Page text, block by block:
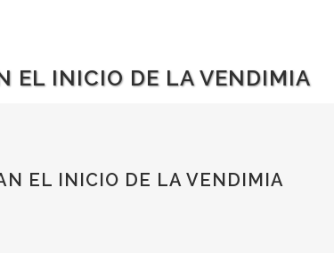
EL INICIO DE LA VENDIMIA
EL INICIO DE LA VENDIMIA